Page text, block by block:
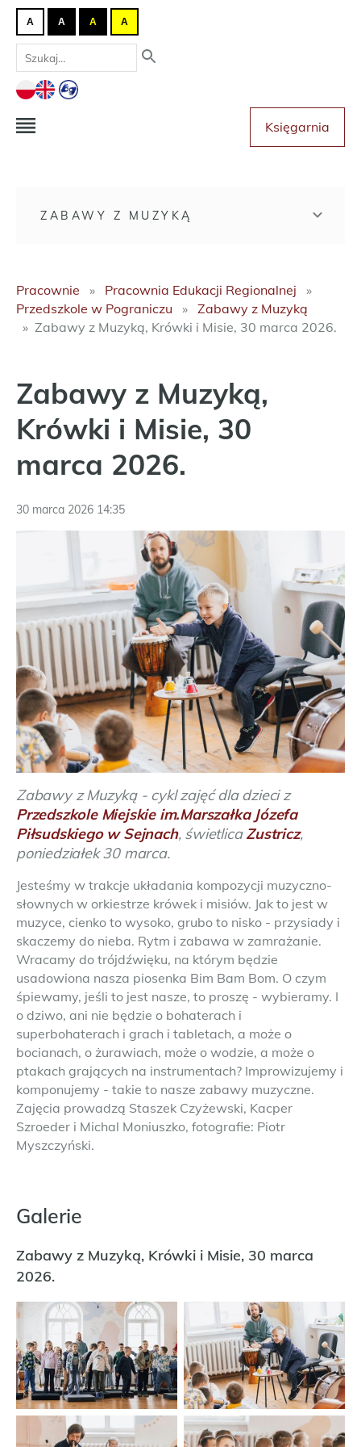
A A A A
Księgarnia
ZABAWY Z MUZYKĄ
Pracownie
Pracownia Edukacji Regionalnej
Przedszkole w Pograniczu
Zabawy z Muzyką
Zabawy z Muzyką, Krówki i Misie, 30 marca 2026.
Zabawy z Muzyką,
Krówki i Misie, 30
marca 2026.
30 marca 2026 14:35
Zabawy z Muzyką - cykl zajęć dla dzieci z
Przedszkole Miejskie im.Marszałka Józefa
Piłsudskiego w Sejnach, świetlicaZustricz,
poniedziałek 30 marca.
Jesteśmy w trakcje układania kompozycji muzyczno-
słownych w orkiestrze krówek i misiów. Jak to jest w
muzyce, cienko to wysoko, grubo to nisko - przysiady i
skaczemy do nieba. Rytm i zabawa w zamrażanie.
Wracamy do trójdźwięku, na którym będzie
usadowiona nasza piosenka Bim Bam Bom. O czym
śpiewamy, jeśli to jest nasze, to proszę - wybieramy. I
o dziwo, ani nie będzie o bohaterach i
superbohaterach i grach i tabletach, a może o
bocianach, o żurawiach, może o wodzie, a może o
ptakach grających na instrumentach? Improwizujemy i
komponujemy - takie to nasze zabawy muzyczne.
Zajęcia prowadzą Staszek Czyżewski, Kacper
Szroeder i Michal Moniuszko, fotografie: Piotr
Myszczyński.
Galerie
Zabawy z Muzyką, Krówki i Misie, 30 marca
2026.